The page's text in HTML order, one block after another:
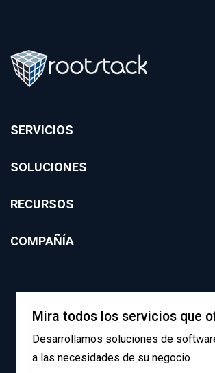
SERVICIOS
SOLUCIONES
RECURSOS
COMPAÑÍA
Mira todos los servicios que
Desarrollamos soluciones de
a las necesidades de su negocio